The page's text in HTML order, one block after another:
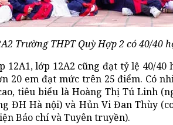
Trường THPT Quỳ Hợp 2 có 40/40
12A1, lớp 12A2 cũng đạt tỷ lệ 40/
20 em đạt mức trên 25 điểm. Có
tiêu biểu là Hoàng Thị Tú Linh
ĐH Hà nội) và Hủn Vi Đan Thùy
Báo chí và Tuyên truyền).